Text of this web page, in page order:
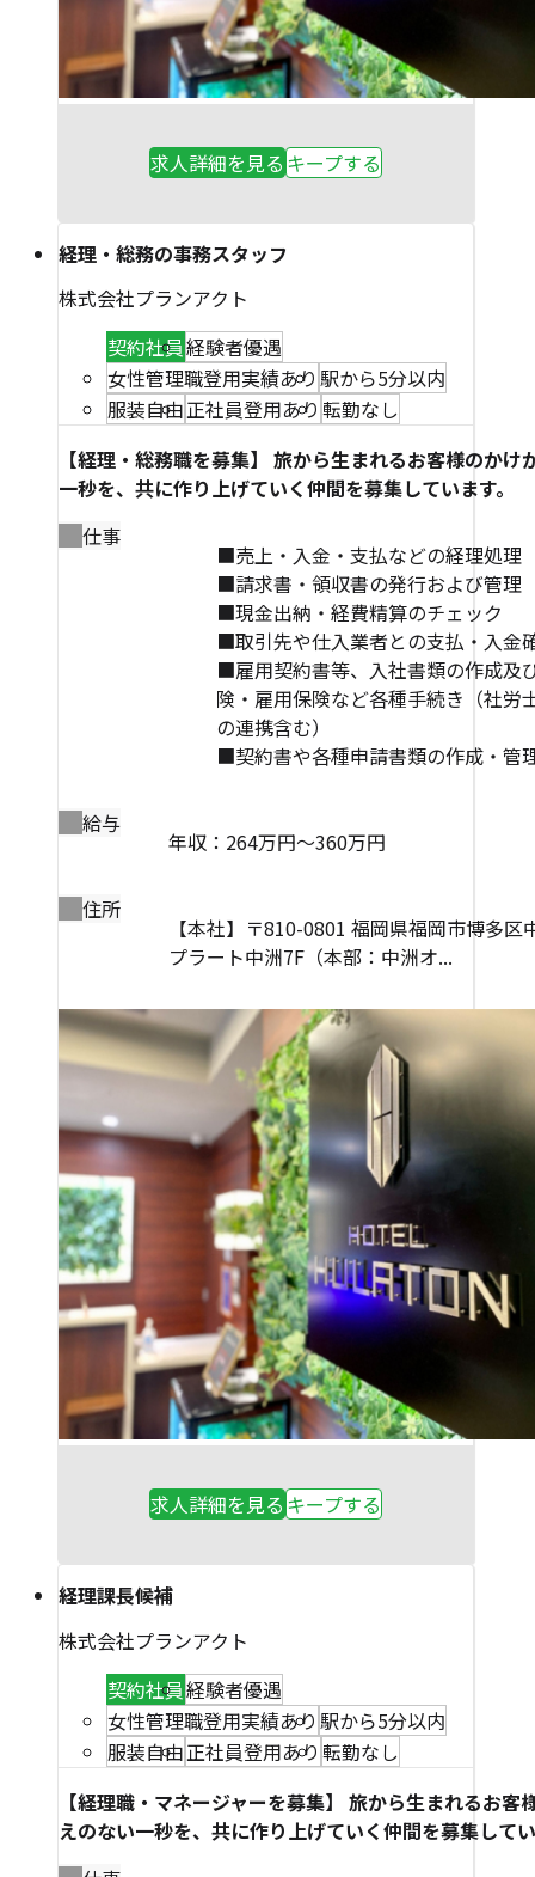
求人詳細を見る キープする
経理・総務の事務スタッフ
株式会社プランアクト
契約社員経験者優遇
女性管理職登用実績あり 駅から5分以内
服装自由正社員登用あり 転勤なし
【経理・総務職を募集】 旅から生まれるお客様のかけ
一秒を、共に作り上げていく仲間を募集しています。
仕事
■売上・入金・支払などの経理処理
■請求書・領収書の発行および管理
■現金出納・経費精算のチェック
■取引先や仕入業者との支払・入金
■雇用契約書等、入社書類の作成及
険・雇用保険など各種手続き（社労
の連携含む）
■契約書や各種申請書類の作成・管
給与
年収：264万円～360万円
住所
【本社】〒810-0801 福岡県福岡市博多
プラート中洲7F（本部：中洲オ...
求人詳細を見る キープする
経理課長候補
株式会社プランアクト
契約社員経験者優遇
女性管理職登用実績あり 駅から5分以内
服装自由正社員登用あり 転勤なし
【経理職・マネージャーを募集】 旅から生まれるお客
えのない一秒を、共に作り上げていく仲間を募集して